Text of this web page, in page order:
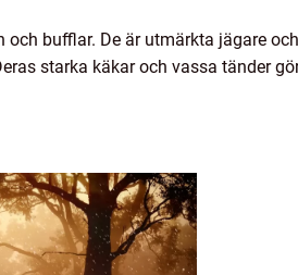
bufflar. De är utmärkta jägare
starka käkar och vassa tänder